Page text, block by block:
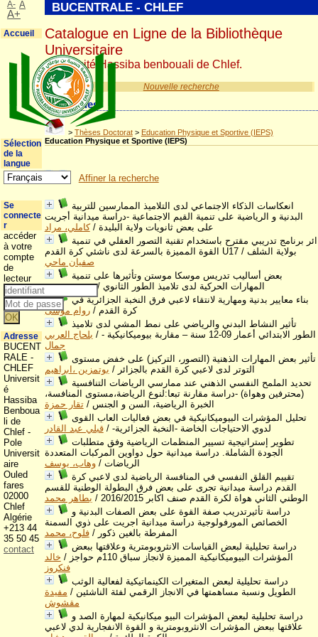
Nouvelle recherche
Catégories
> Thèses Doctorat> Education Physique et Sportive (IEPS)
Education Physique et Sportive (IEPS)
Affiner la recherche
انعكاسات الذكاء الاجتماعي لدى التلاميذ الممارسين للتربية
البدنية و الرياضية على تنمية القيم الاجتماعية -دراسة ميدانية أجريت
على بعض ثانويات ولاية البليدة /كاملي، مراد
ائر برنامج تدريبي مقترح باستخدام تقنية التصور العقلي في تنمية
القوة المميزة بالسرعة لدى ناشئي كرة القدم U17 بولاية الشلف /
صفيان ماحي
بعض أساليب تدريس موسكا موستن وتأثيرها على تنمية
المهارات الحركية لدى تلاميذ الطور الثانوي /محمد خروبي
بناء معايير بدنية ومهارية لانتقاء لاعبي فرق النخبة الجزائرية في
كرة القدم /روام موسى
تأثير النشاط البدني والرياضي على نمط المشي لدى تلاميذ
الطور الابتدائي أعمار 09-12 سنة – مقاربة بيوميكانيكية -
/ بلحاج العربي
جمال
تأثير بعض المهارات الذهنية (التصور، التركيز) على خفض مستوى
التوتر لدى لاعبي كرة القدم بالجزائر / بوتمزين ،ابراهيم
تحديد الملمح النفسي الذهني عند ممارسي الرياضات التنافسية
(محترفين وهواة) -دراسة مقارنة تبعا:لنوع الرياضة،مستوى المنافسة،
الخبرة الرياضية، السن و الجنس /تقار حمزة
تحليل المؤشرات البيوميكانيكية في بعض فعاليات العاب القوى
لدوي الاحتياجات الخاضة -النخبة الجزائرية- /قبلي عبد القادر
تطوير إستراتيجية تسيير المنظمات الرياضية وفق متطلبات
الجودة الشاملة. دراسة ميدانية حول دواوين المركبات المتعددة
الرياضات /وهاب، يوسف
تقييم القلق النفسي في المنافسة الرياضية لدى لاعبي كرة
القدم دراسة ميدانية تجرى على بعض فرق البطولة الوطنية للقسم
الوطني الثاني هواة لكرة القدم صنف اكابر 2016/2015
/ بطاهر محمد
دراسة تأثيرتدريب صفة القوة على بعض الصفات البدنية و
الخصائص المورفولوجية دراسة ميدانية اجريت على ذوي السمنة
المفرطة بالغين ذكور /فلوح، محمد
دراسة تحليلية لبعض القياسات الانثروبومترية وعلاقتها ببعض
المؤشرات البيوميكانيكية المميزة لانجاز سباق 110م حواجز
/ خالد
فنكروز
دراسة تحليلية لبعض المتغيرات الكينماتيكية لفعالية الوثب
الطويل ونسبة مساهمتها في الانجاز الرقمي لفئة الناشئين / مفيدة
مقشوش
دراسة تحليلية لبعض المؤشرات البيو ميكانيكية لمهارة الصد و
علاقتها ببعض المؤشرات الانثروبومترية و القوة الانفجارية لدي لاعبي
BUCENTRALE - CHLEF
Catalogue en Ligne de la Bibliothèque
Universitaire
Université Hassiba benbouali de Chlef.
A- A
A+
Accueil
Sélection
de la
langue
Se
connecte
r
accéder
à votre
compte
de
lecteur
Adresse
BUCENT
RALE -
CHLEF
Universit
é
Hassiba
Benboua
li de
Chlef -
Pole
Universit
aire
Ouled
fares
02000
Chlef
Algérie
+213 44
35 50 45
contact